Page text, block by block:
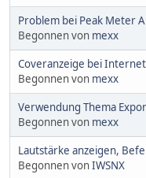
Problem bei Peak Meter
Begonnen von mexx
Coveranzeige bei
Begonnen von mexx
Verwendung Thema
Begonnen von mexx
Lautstärke anzeigen,
Begonnen vonIWSNX